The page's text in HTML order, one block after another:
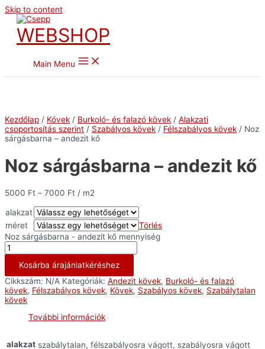
Skip to content
WEBSHOP
Main Menu
Kezdőlap / Kövek / Burkoló- és falazó kövek / Alakzati
csoportosítás szerint / Szabályos kövek / Félszabályos kövek / Noz
sárgásbarna – andezit kő
Noz sárgásbarna – andezit kő
5000 Ft – 7000 Ft / m2
alakzat
méret
Törlés
Noz sárgásbarna - andezit kő mennyiség
Kosárba árajánlatkéréshez
Cikkszám: N/A Kategóriák: Andezit kövek, Burkoló- és falazó
kövek, Félszabályos kövek, Kövek, Szabályos kövek, Szabálytalan
kövek
További információk
alakzat szabálytalan, félszabályosra vágott, szabályosra vágott